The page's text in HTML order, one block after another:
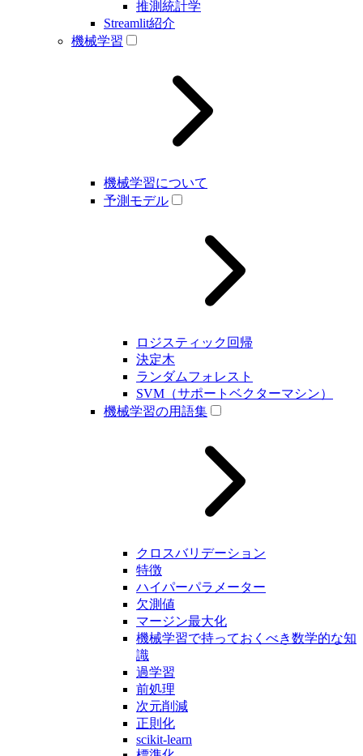
推測統計学
Streamlit紹介
機械学習
機械学習について
予測モデル
ロジスティック回帰
決定木
ランダムフォレスト
SVM（サポートベクターマシン）
機械学習の用語集
クロスバリデーション
特徴
ハイパーパラメーター
欠測値
マージン最大化
機械学習で持っておくべき数学的な知
識
過学習
前処理
次元削減
正則化
scikit-learn